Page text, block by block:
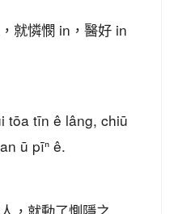
就憐憫 in，醫好 in
tōa tīn ê lâng, chiū
ū pīⁿ ê.